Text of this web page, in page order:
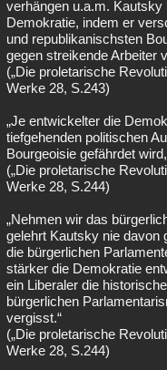
verhängen u.a.m.
Demokratie, indem er
und republikanischsten
gegen streikende Arbeiter
(„Die proletarische
Werke 28, S.243)
„Je entwickelter die
tiefgehenden politischen
Bourgeoisie gefährdet
(„Die proletarische
Werke 28, S.244)
„Nehmen wir das
gelehrt Kautsky nie davon
die bürgerlichen
stärker die Demokratie
ein Liberaler die
bürgerlichen
vergisst.“
(„Die proletarische
Werke 28, S.244)